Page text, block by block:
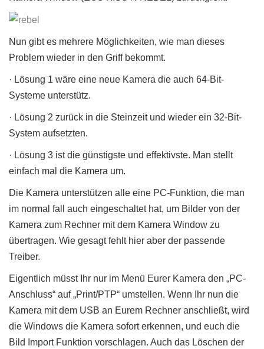
Nun gibt es mehrere Möglichkeiten, wie man dieses
Problem wieder in den Griff bekommt.
· Lösung 1 wäre eine neue Kamera die auch 64-Bit-
Systeme unterstütz.
· Lösung 2 zurück in die Steinzeit und wieder ein 32-Bit-
System aufsetzten.
· Lösung 3 ist die günstigste und effektivste. Man stellt
einfach mal die Kamera um.
Die Kamera unterstützen alle eine PC-Funktion, die man
im normal fall auch eingeschaltet hat, um Bilder von der
Kamera zum Rechner mit dem Kamera Window zu
übertragen. Wie gesagt fehlt hier aber der passende
Treiber.
Eigentlich müsst Ihr nur im Menü Eurer Kamera den „PC-
Anschluss“ auf „Print/PTP“ umstellen. Wenn Ihr nun die
Kamera mit dem USB an Eurem Rechner anschließt, wird
die Windows die Kamera sofort erkennen, und euch die
Bild Import Funktion vorschlagen. Auch das Löschen der